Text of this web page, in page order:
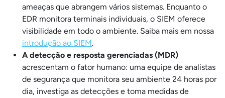
ameaças que abrangem vários sistemas. Enquanto o
EDR monitora terminais individuais, o SIEM oferece
visibilidade em todo o ambiente. Saiba mais em nossa
introdução ao SIEM.
A detecção e resposta gerenciadas (MDR)
acrescentam o fator humano: uma equipe de analistas
de segurança que monitora seu ambiente 24 horas por
dia, investiga as detecções e toma medidas de